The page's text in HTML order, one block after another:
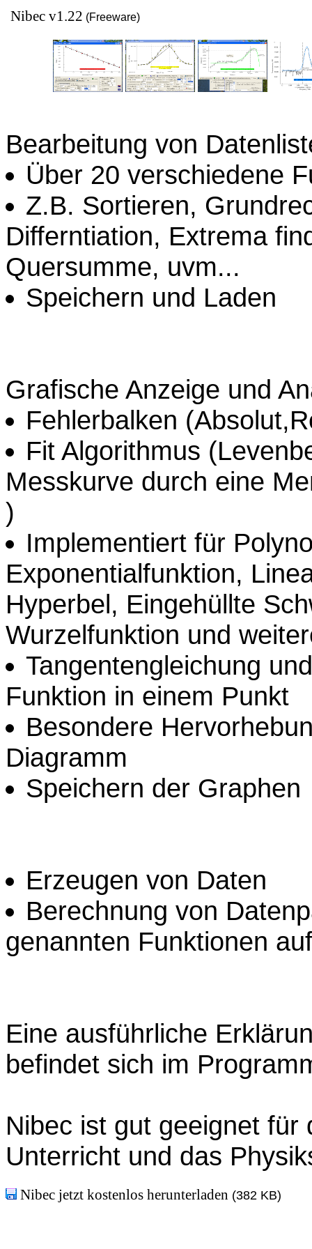
Nibec v1.22 (Freeware)
Bearbeitung von
Über 20 verschiedene
Z.B. Sortieren,
Differntiation, Extrema
Quersumme, uvm...
Speichern und Laden
Grafische Anzeige und
Fehlerbalken
Fit Algorithmus
Messkurve durch eine
)
Implementiert für
Exponentialfunktion,
Hyperbel, Eingehüllte
Wurzelfunktion und
Tangentengleichung
Funktion in einem Punkt
Besondere
Diagramm
Speichern der Graphen
Erzeugen von Daten
Berechnung von
genannten Funktionen
Eine ausführliche
befindet sich im
Nibec ist gut geeignet für
Unterricht und das
Nibec jetzt kostenlos herunterladen (382 KB)